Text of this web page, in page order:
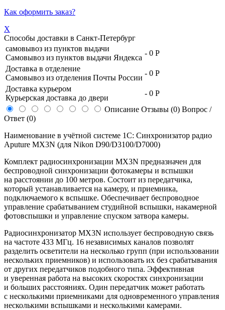
Как оформить заказ?
X
Способы доставки в Санкт-Петербург
самовывоз из пунктов выдачи
Самовывоз из пунктов выдачи Яндекса
- 0 Р
Доставка в отделение
Самовывоз из отделения Почты России
- 0 Р
Доставка курьером
Курьерская доставка до двери
- 0 Р
Описание Отзывы (0) Вопрос /
Ответ (0)
Наименование в учётной системе 1С: Синхронизатор радио
Aputure MX3N (для Nikon D90/D3100/D7000)
Комплект радиосинхронизации MX3N предназначен для
беспроводной синхронизации фотокамеры и вспышки
на расстоянии до 100 метров. Состоит из передатчика,
который устанавливается на камеру, и приемника,
подключаемого к вспышке. Обеспечивает беспроводное
управление срабатыванием студийной вспышки, накамерной
фотовспышки и управление спуском затвора камеры.
Радиосинхронизатор MX3N использует беспроводную связь
на частоте 433 МГц. 16 независимых каналов позволят
разделить осветители на несколько групп (при использовании
нескольких приемников) и использовать их без срабатывания
от других передатчиков подобного типа. Эффективная
и уверенная работа на высоких скоростях синхронизации
и больших расстояниях. Один передатчик может работать
с несколькими приемниками для одновременного управления
несколькими вспышками и несколькими камерами.